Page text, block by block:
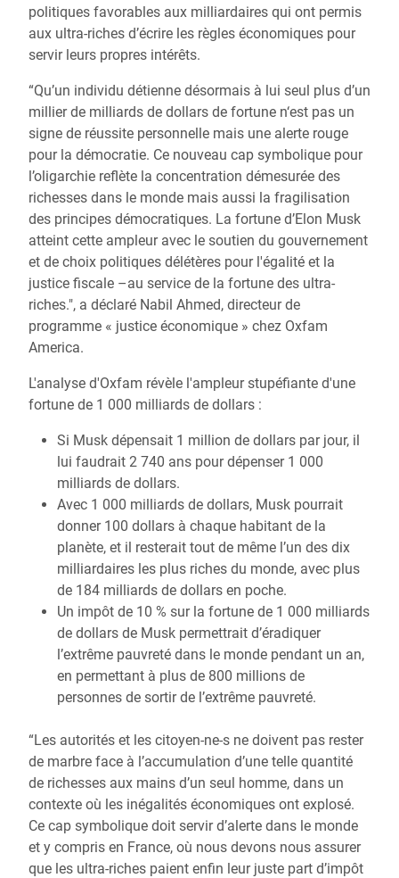
politiques favorables aux milliardaires qui ont permis
aux ultra-riches d’écrire les règles économiques pour
servir leurs propres intérêts.
“Qu’un individu détienne désormais à lui seul plus d’un
millier de milliards de dollars de fortune n‘est pas un
signe de réussite personnelle mais une alerte rouge
pour la démocratie. Ce nouveau cap symbolique pour
l’oligarchie reflète la concentration démesurée des
richesses dans le monde mais aussi la fragilisation
des principes démocratiques. La fortune d’Elon Musk
atteint cette ampleur avec le soutien du gouvernement
et de choix politiques délétères pour l'égalité et la
justice fiscale –au service de la fortune des ultra-
riches.", a déclaré Nabil Ahmed, directeur de
programme « justice économique » chez Oxfam
America.
L'analyse d'Oxfam révèle l'ampleur stupéfiante d'une
fortune de 1 000 milliards de dollars :
Si Musk dépensait 1 million de dollars par jour, il
lui faudrait 2 740 ans pour dépenser 1 000
milliards de dollars.
Avec 1 000 milliards de dollars, Musk pourrait
donner 100 dollars à chaque habitant de la
planète, et il resterait tout de même l’un des dix
milliardaires les plus riches du monde, avec plus
de 184 milliards de dollars en poche.
Un impôt de 10 % sur la fortune de 1 000 milliards
de dollars de Musk permettrait d’éradiquer
l’extrême pauvreté dans le monde pendant un an,
en permettant à plus de 800 millions de
personnes de sortir de l’extrême pauvreté.
“Les autorités et les citoyen-ne-s ne doivent pas rester
de marbre face à l’accumulation d’une telle quantité
de richesses aux mains d’un seul homme, dans un
contexte où les inégalités économiques ont explosé.
Ce cap symbolique doit servir d’alerte dans le monde
et y compris en France, où nous devons nous assurer
que les ultra-riches paient enfin leur juste part d’impôt